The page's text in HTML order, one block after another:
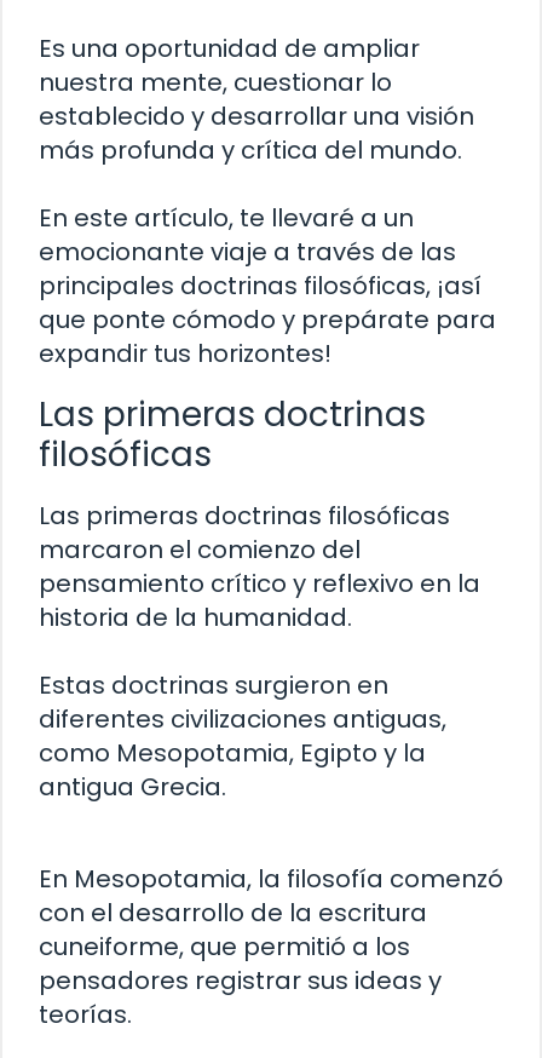
Es una oportunidad de ampliar
nuestra mente, cuestionar lo
establecido y desarrollar una visión
más profunda y crítica del mundo.
En este artículo, te llevaré a un
emocionante viaje a través de las
principales doctrinas filosóficas, ¡así
que ponte cómodo y prepárate para
expandir tus horizontes!
Las primeras doctrinas
filosóficas
Las primeras doctrinas filosóficas
marcaron el comienzo del
pensamiento crítico y reflexivo en la
historia de la humanidad.
Estas doctrinas surgieron en
diferentes civilizaciones antiguas,
como Mesopotamia, Egipto y la
antigua Grecia.
En Mesopotamia, la filosofía comenzó
con el desarrollo de la escritura
cuneiforme, que permitió a los
pensadores registrar sus ideas y
teorías.